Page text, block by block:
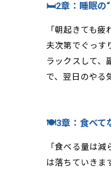
🛏️2章：睡眠の“
「朝起きても
夫次第でぐっす
ラックスして、
で、翌日のやる
🍽️3章：食べて
「食べる量は
は落ちていきま